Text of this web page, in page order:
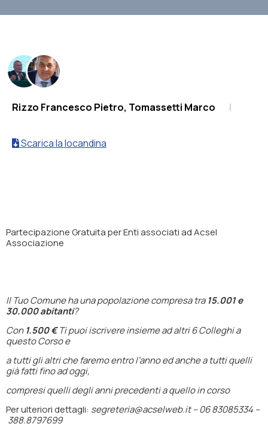
Rizzo Francesco Pietro, Tomassetti Marco |
Scarica la locandina
PartecipazioneGratuitaper Enti associati ad Acsel
Associazione
Il Tuo Comune ha una popolazione compresa tra 15.001 e
30.000 abitanti?
Con 1.500 €Ti puoi iscrivere insieme ad altri 6 Colleghi a
questo Corso e
a tutti gli altri che faremo entro l’anno ed anche a tutti quelli
già fatti fino ad oggi,
compresi quelli degli anni precedenti a quello in corso
Per ulteriori dettagli: segreteria@acselweb.it –06 83085334 –
388.8797699